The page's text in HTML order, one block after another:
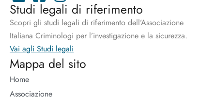
Studi legali di riferimento
Scopri gli studi legali di riferimento dell’Associazione
Italiana Criminologi per l’investigazione e la sicurezza.
Vai agli Studi legali
Mappa del sito
Home
Associazione